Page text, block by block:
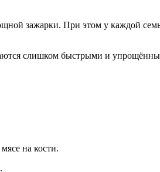
зажарки. При этом у каждой
слишком быстрыми и
на кости.